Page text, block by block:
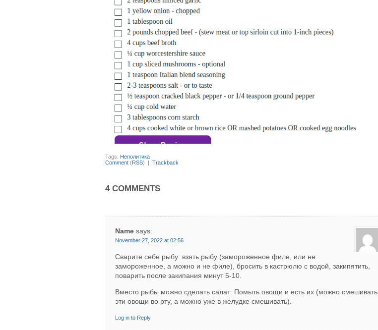
Tags: Неполитика
Comment (RSS) | Trackback
4 COMMENTS
Name says:
November 27, 2022 at 02:56
Сварите себе рыбу: взять рыбу (замороженное филе, или не
замороженное, а можно и не филе), бросить в кастрюлю с водой, закипятить,
поварить после закипания минут 5-10.
Вместо рыбы можно сделать салат: Помыть овощи и есть их (можно смешивать
эти овощи во рту, а можно уже в желудке смешивать).
Log in to Reply